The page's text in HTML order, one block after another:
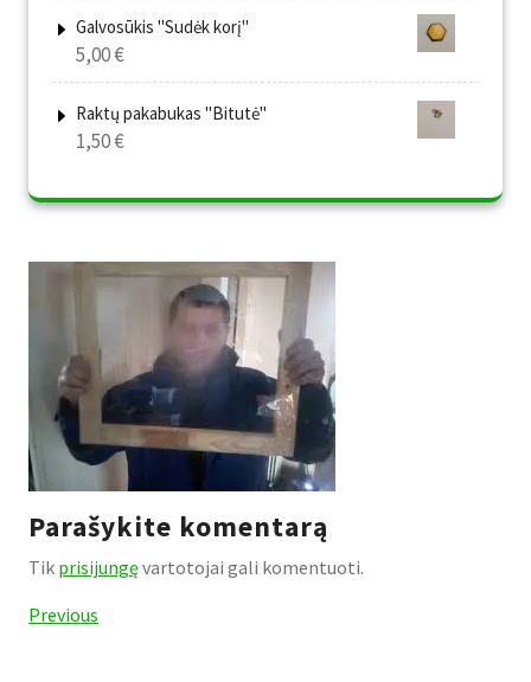
Galvosūkis "Sudėk korį"
5,00€
Raktų pakabukas "Bitutė"
1,50€
Parašykite komentarą
Tik prisijungęvartotojai gali komentuoti.
Navigacija
Previous
Previous